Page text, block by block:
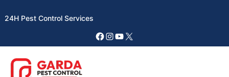
ke24H Pest Control Services
Facebook
Instagram
YouTube
X